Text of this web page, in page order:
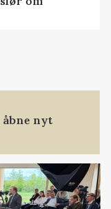
nyt